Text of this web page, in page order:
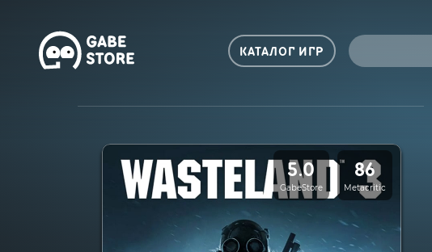
КАТАЛОГ ИГР
5.0
GabeStore
86
Metacritic